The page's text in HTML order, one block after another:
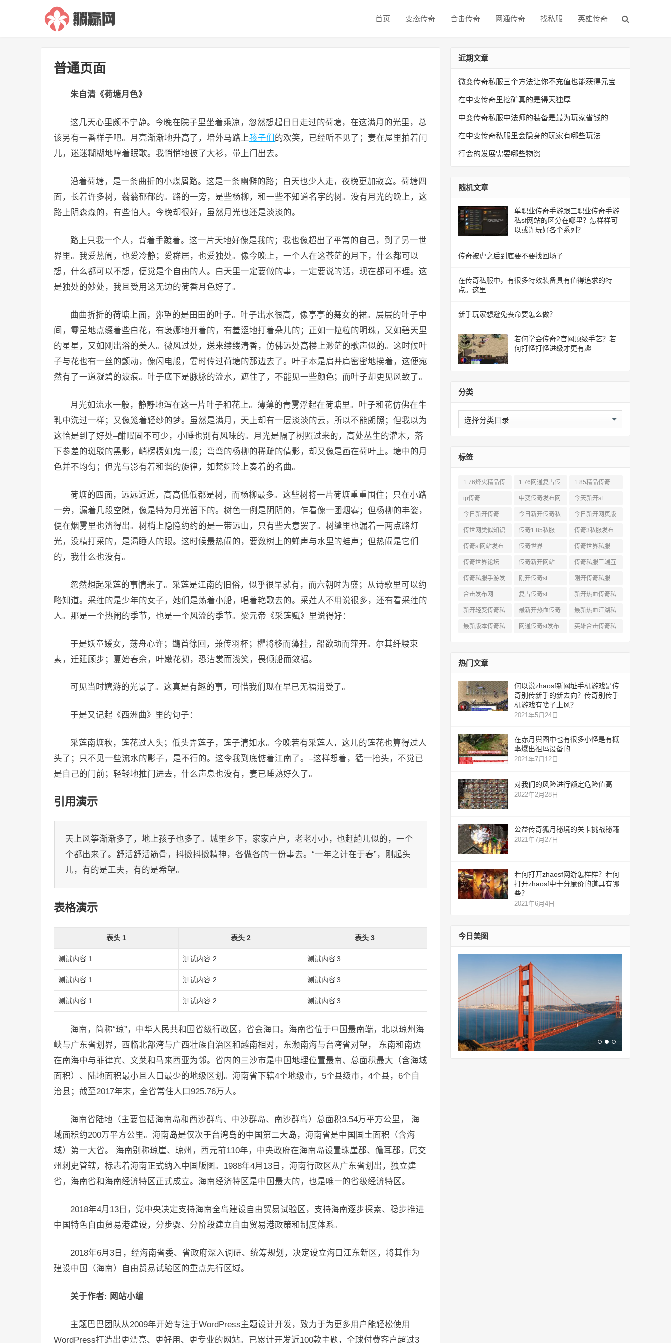
首页 变态传奇 合击传奇 网通传奇 找私服 英雄传奇
普通页面
朱自清《荷塘月色》
这几天心里颇不宁静。今晚在院子里坐着乘凉，忽然想起日日走过的荷塘，在这满月的光里，总
该另有一番样子吧。月亮渐渐地升高了，墙外马路上孩子们 的欢笑，已经听不见了；妻在屋里拍着闰
儿，迷迷糊糊地哼着眠歌。我悄悄地披了大衫，带上门出去。
沿着荷塘，是一条曲折的小煤屑路。这是一条幽僻的路；白天也少人走，夜晚更加寂寞。荷塘四
面，长着许多树，蓊蓊郁郁的。路的一旁，是些杨柳，和一些不知道名字的树。没有月光的晚上，这
路上阴森森的，有些怕人。今晚却很好，虽然月光也还是淡淡的。
路上只我一个人，背着手踱着。这一片天地好像是我的；我也像超出了平常的自己，到了另一世
界里。我爱热闹，也爱冷静；爱群居，也爱独处。像今晚上，一个人在这苍茫的月下，什么都可以
想，什么都可以不想，便觉是个自由的人。白天里一定要做的事，一定要说的话，现在都可不理。这
是独处的妙处，我且受用这无边的荷香月色好了。
曲曲折折的荷塘上面，弥望的是田田的叶子。叶子出水很高，像亭亭的舞女的裙。层层的叶子中
间，零星地点缀着些白花，有袅娜地开着的，有羞涩地打着朵儿的；正如一粒粒的明珠，又如碧天里
的星星，又如刚出浴的美人。微风过处，送来缕缕清香，仿佛远处高楼上渺茫的歌声似的。这时候叶
子与花也有一丝的颤动，像闪电般，霎时传过荷塘的那边去了。叶子本是肩并肩密密地挨着，这便宛
然有了一道凝碧的波痕。叶子底下是脉脉的流水，遮住了，不能见一些颜色；而叶子却更见风致了。
月光如流水一般，静静地泻在这一片叶子和花上。薄薄的青雾浮起在荷塘里。叶子和花仿佛在牛
乳中洗过一样；又像笼着轻纱的梦。虽然是满月，天上却有一层淡淡的云，所以不能朗照；但我以为
这恰是到了好处–酣眠固不可少，小睡也别有风味的。月光是隔了树照过来的，高处丛生的灌木，落
下参差的斑驳的黑影，峭楞楞如鬼一般；弯弯的杨柳的稀疏的倩影，却又像是画在荷叶上。塘中的月
色并不均匀；但光与影有着和谐的旋律，如梵婀玲上奏着的名曲。
荷塘的四面，远远近近，高高低低都是树，而杨柳最多。这些树将一片荷塘重重围住；只在小路
一旁，漏着几段空隙，像是特为月光留下的。树色一例是阴阴的，乍看像一团烟雾；但杨柳的丰姿，
便在烟雾里也辨得出。树梢上隐隐约约的是一带远山，只有些大意罢了。树缝里也漏着一两点路灯
光，没精打采的，是渴睡人的眼。这时候最热闹的，要数树上的蝉声与水里的蛙声；但热闹是它们
的，我什么也没有。
忽然想起采莲的事情来了。采莲是江南的旧俗，似乎很早就有，而六朝时为盛；从诗歌里可以约
略知道。采莲的是少年的女子，她们是荡着小船，唱着艳歌去的。采莲人不用说很多，还有看采莲的
人。那是一个热闹的季节，也是一个风流的季节。梁元帝《采莲赋》里说得好：
于是妖童媛女，荡舟心许；鷁首徐回，兼传羽杯；欋将移而藻挂，船欲动而萍开。尔其纤腰束
素，迁延顾步；夏始春余，叶嫩花初，恐沾裳而浅笑，畏倾船而敛裾。
可见当时嬉游的光景了。这真是有趣的事，可惜我们现在早已无福消受了。
于是又记起《西洲曲》里的句子：
采莲南塘秋，莲花过人头；低头弄莲子，莲子清如水。今晚若有采莲人，这儿的莲花也算得过人
头了；只不见一些流水的影子，是不行的。这令我到底惦着江南了。–这样想着，猛一抬头，不觉已
是自己的门前；轻轻地推门进去，什么声息也没有，妻已睡熟好久了。
引用演示
天上风筝渐渐多了，地上孩子也多了。城里乡下，家家户户，老老小小，也赶趟儿似的，一个
个都出来了。舒活舒活筋骨，抖擞抖擞精神，各做各的一份事去。“一年之计在于春”，刚起头
儿，有的是工夫，有的是希望。
表格演示
表头 1 表头 2 表头 3
测试内容 1 测试内容 2 测试内容 3
测试内容 1 测试内容 2 测试内容 3
测试内容 1 测试内容 2 测试内容 3
海南，简称“琼”，中华人民共和国省级行政区，省会海口。海南省位于中国最南端，北以琼州海
峡与广东省划界，西临北部湾与广西壮族自治区和越南相对，东濒南海与台湾省对望， 东南和南边
在南海中与菲律宾、文莱和马来西亚为邻。省内的三沙市是中国地理位置最南、总面积最大（含海域
面积）、陆地面积最小且人口最少的地级区划。海南省下辖4个地级市，5个县级市，4个县，6个自
治县；截至2017年末，全省常住人口925.76万人。
海南省陆地（主要包括海南岛和西沙群岛、中沙群岛、南沙群岛）总面积3.54万平方公里， 海
域面积约200万平方公里。海南岛是仅次于台湾岛的中国第二大岛，海南省是中国国土面积（含海
域）第一大省。 海南别称琼崖、琼州，西元前110年，中央政府在海南岛设置珠崖郡、儋耳郡，属交
州刺史管辖，标志着海南正式纳入中国版图。1988年4月13日，海南行政区从广东省划出，独立建
省，海南省和海南经济特区正式成立。海南经济特区是中国最大的，也是唯一的省级经济特区。
2018年4月13日，党中央决定支持海南全岛建设自由贸易试验区，支持海南逐步探索、稳步推进
中国特色自由贸易港建设，分步骤、分阶段建立自由贸易港政策和制度体系。
2018年6月3日，经海南省委、省政府深入调研、统筹规划，决定设立海口江东新区，将其作为
建设中国（海南）自由贸易试验区的重点先行区域。
关于作者: 网站小编
主题巴巴团队从2009年开始专注于WordPress主题设计开发，致力于为更多用户能轻松使用
WordPress打造出更漂亮、更好用、更专业的网站。已累计开发近100款主题，全球付费客户超过3
近期文章
微变传奇私服三个方法让你不充值也能获得元宝
在中变传奇里挖矿真的是得天独厚
中变传奇私服中法师的装备是最为玩家省钱的
在中变传奇私服里会隐身的玩家有哪些玩法
行会的发展需要哪些物资
随机文章
单职业传奇手游跟三职业传奇手游
私sf网站的区分在哪里？怎样样可
以或许玩好各个系列？
传奇被虐之后到底要不要找回场子
在传奇私服中，有很多特效装备具有值得追求的特
点。这里
新手玩家想避免丧命要怎么做？
若何学会传奇2官网顶级手艺？若
何打怪打怪进级才更有趣
分类
分
类
标签
1.76烽火精品传
奇私服网站
1.76网通复古传
奇sf
1.85精品传奇
ip传奇 中变传奇发布网 今天新开sf
今日新开传奇
今日新开传奇私
服发布网
今日新开网页版
传奇
传世网类似知识 传奇1.85私服
传奇3私服发布
网站
传奇sf网站发布
网
传奇世界 传奇世界私服
传奇世界论坛 传奇新开网站
传奇私服三端互
通
传奇私服手游发
布网三端
刚开传奇sf 刚开传奇私服
合击发布网 复古传奇sf
新开热血传奇私
服网
新开轻变传奇私
服
最新开热血传奇
私服
最新热血江湖私
服
最新版本传奇私
网通传奇sf发布
英雄合击传奇私
热门文章
何以说zhaosf新网址手机游戏是传
奇别传新手的新去向？传奇别传手
机游戏有啥子上风？
2021年5月24日
在赤月舆图中也有很多小怪是有概
率爆出祖玛设备的
2021年7月12日
对我们的风险进行额定危险值高
2022年2月28日
公益传奇狐月秘境的关卡挑战秘籍
2021年7月27日
若何打开zhaosf网游怎样样？若何
打开zhaosf中十分廉价的道具有哪
些？
2021年6月4日
今日美图